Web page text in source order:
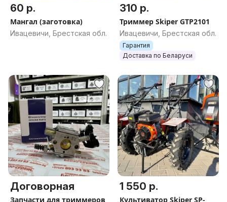
60 р.
Мангал (заготовка)
Ивацевичи, Брестская обл.
310 р.
Триммер Skiper GTP2101
Ивацевичи, Брестская обл.
Гарантия
Доставка по Беларуси
Договорная
Запчасти для триммеров
1 550 р.
Культиватор Skiper SP-